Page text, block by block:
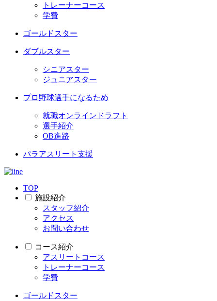
トレーナーコース
学費
ゴールドスター
ダブルスター
シニアスター
ジュニアスター
プロ野球選手になるため
就職オンラインドラフト
選手紹介
OB進路
パラアスリート支援
TOP
施設紹介
スタッフ紹介
アクセス
お問い合わせ
コース紹介
アスリートコース
トレーナーコース
学費
ゴールドスター